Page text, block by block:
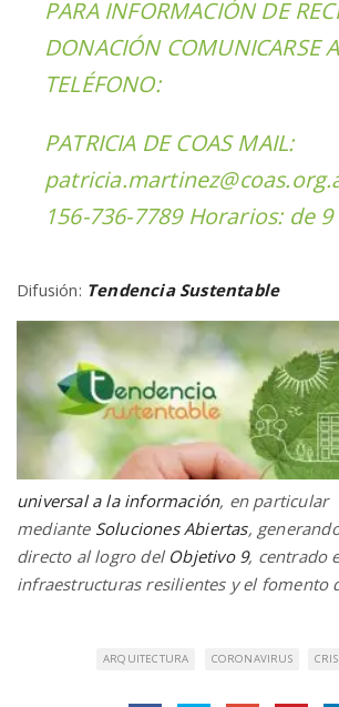
PARA INFORMACIÓN DE
DONACIÓN COMUNICARSE
TELÉFONO:
PATRICIA DE COAS MAIL:
156-736-7789 Horarios: de 9
Difusión: Tendencia Sustentable
universal a la información, en particular
mediante Soluciones Abiertas,
directo al logro del Objetivo 9, centrado
infraestructuras resilientes y el fomento
ARQUITECTURA CORONAVIRUS